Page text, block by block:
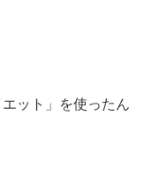
ット」を使ったん